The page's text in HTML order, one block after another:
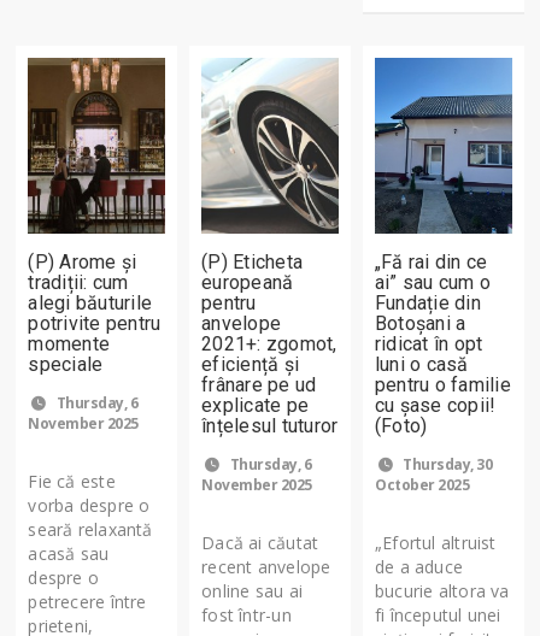
(P) Arome și
tradiții: cum
alegi băuturile
potrivite pentru
momente
speciale
Thursday, 6
November 2025
Fie că este
vorba despre o
seară relaxantă
acasă sau
despre o
petrecere între
prieteni,
(P) Eticheta
europeană
pentru
anvelope
2021+: zgomot,
eficiență și
frânare pe ud
explicate pe
înțelesul tuturor
Thursday, 6
November 2025
Dacă ai căutat
recent anvelope
online sau ai
fost într-un
„Fă rai din ce
ai” sau cum o
Fundație din
Botoșani a
ridicat în opt
luni o casă
pentru o familie
cu șase copii!
(Foto)
Thursday, 30
October 2025
„Efortul altruist
de a aduce
bucurie altora va
fi începutul unei